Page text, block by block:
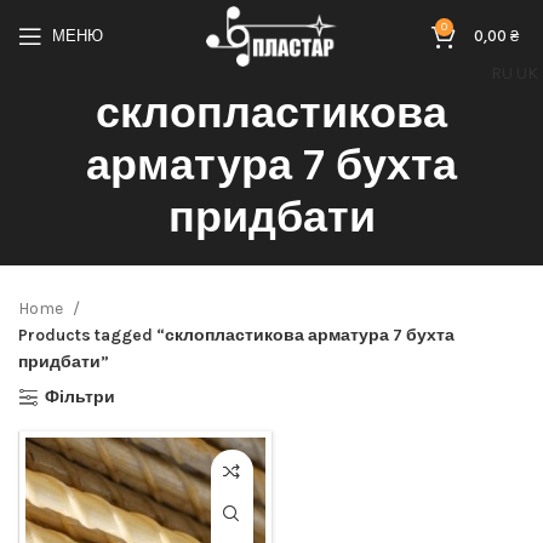
МЕНЮ 0 0,00₴
склопластикова
арматура 7 бухта
придбати
Home
Products tagged “склопластикова арматура 7 бухта
придбати”
Фільтри